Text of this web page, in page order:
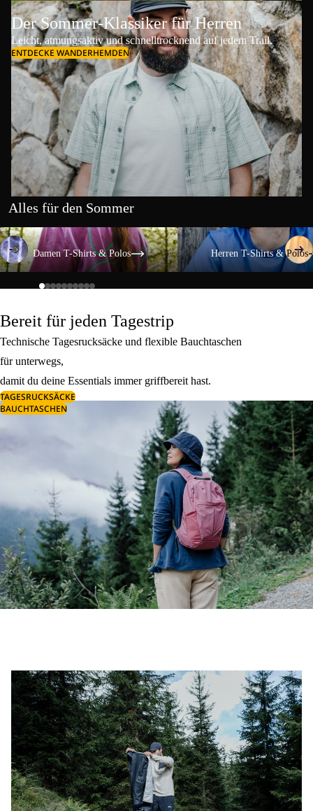
Der Sommer-Klassiker für Herren
Leicht, atmungsaktiv und schnelltrocknend auf jedem Trail.
ENTDECKE WANDERHEMDEN
Alles für den Sommer
Damen T-Shirts & Polos
Damen T-Shirts & Polos
Herren T-Shirts & Polos
Herren T-Shirts & Polos
Bereit für jeden Tagestrip
Technische Tagesrucksäcke und flexible Bauchtaschen
für unterwegs,
damit du deine Essentials immer griffbereit hast.
TAGESRUCKSÄCKE
BAUCHTASCHEN